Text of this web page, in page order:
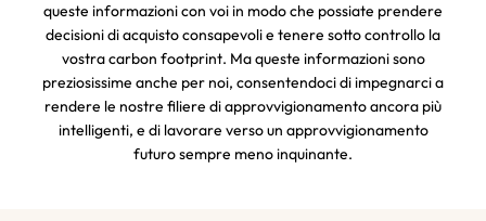
queste informazioni con voi in modo che possiate prendere
decisioni di acquisto consapevoli e tenere sotto controllo la
vostra carbon footprint. Ma queste informazioni sono
preziosissime anche per noi, consentendoci di impegnarci a
rendere le nostre filiere di approvvigionamento ancora più
intelligenti, e di lavorare verso un approvvigionamento
futuro sempre meno inquinante.